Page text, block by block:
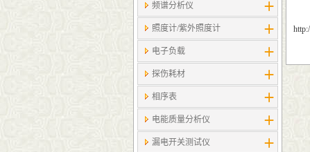
频谱分析仪
照度计/紫外照度计
电子负载
探伤耗材
相序表
电能质量分析仪
漏电开关测试仪